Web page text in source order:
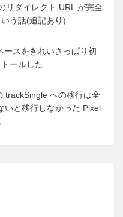
リダイレクト URL が完全
う話(追記あり)
ースをきれいさっぱり初
ールした
trackSingle への移行は全
いと移行しなかった Pixel